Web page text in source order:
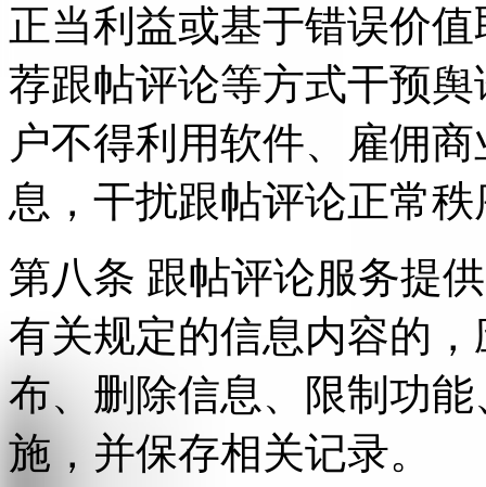
正当利益或基于错误价
荐跟帖评论等方式干预
户不得利用软件、雇佣
息，干扰跟帖评论正常
第八条 跟帖评论服务提
有关规定的信息内容的
布、删除信息、限制功
施，并保存相关记录。